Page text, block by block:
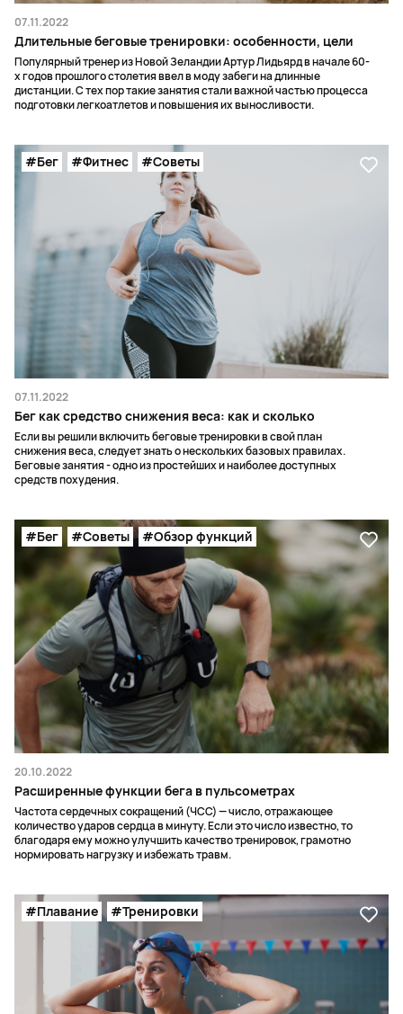
07.11.2022
Длительные беговые тренировки: особенности, цели
Популярный тренер из Новой Зеландии Артур Лидьярд в начале 60-
х годов прошлого столетия ввел в моду забеги на длинные
дистанции. С тех пор такие занятия стали важной частью процесса
подготовки легкоатлетов и повышения их выносливости.
#Бег #Фитнес #Советы
07.11.2022
Бег как средство снижения веса: как и сколько
Если вы решили включить беговые тренировки в свой план
снижения веса, следует знать о нескольких базовых правилах.
Беговые занятия - одно из простейших и наиболее доступных
средств похудения.
#Бег #Советы #Обзор функций
20.10.2022
Расширенные функции бега в пульсометрах
Частота сердечных сокращений (ЧСС) — число, отражающее
количество ударов сердца в минуту. Если это число известно, то
благодаря ему можно улучшить качество тренировок, грамотно
нормировать нагрузку и избежать травм.
#Плавание #Тренировки